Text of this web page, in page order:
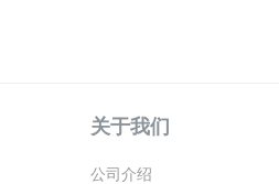
关于我们
公司介绍